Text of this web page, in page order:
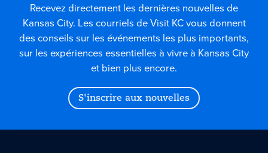
Recevez directement les dernières nouvelles de
Kansas City. Les courriels de Visit KC vous donnent
des conseils sur les événements les plus importants,
sur les expériences essentielles à vivre à Kansas City
et bien plus encore.
S'inscrire aux nouvelles